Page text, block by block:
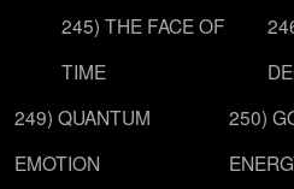
245) THE FACE OF
TIME
249) QUANTUM
EMOTION
250)